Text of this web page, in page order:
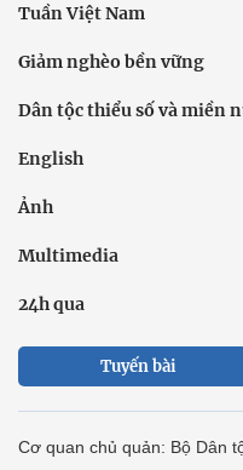
Tuần Việt Nam
Giảm nghèo bền vững
Dân tộc thiểu số và miền
English
Ảnh
Multimedia
24h qua
Tuyến bài
Cơ quan chủ quản: Bộ Dân